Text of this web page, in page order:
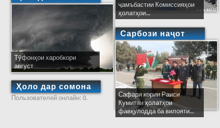
Тӯфонҳои харобкори
август
Ҳоло дар сомона
Пользователей онлайн: 0.
ҷамъбастии Комиссияҳои
ҳолатҳои...
Сарбози наҷот
Сафари кории Раиси
Кумитаи ҳолатҳои
фавқулодда ба вилояти...